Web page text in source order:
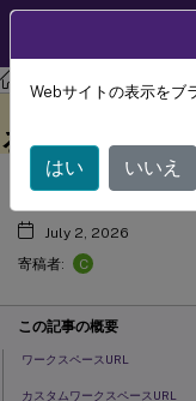
Citrix Workspace
ワークスペ
る
July 2, 2026
寄稿者:
C
この記事の概要
ワークスペースURL
カスタムワークスペースURL
Webサイトの表示をブ
はい いいえ